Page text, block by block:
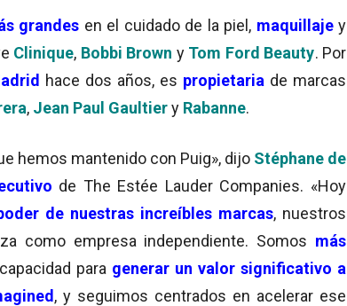
grandes en el cuidado de la piel, maquillajey
Clinique, Bobbi Brown y Tom Ford Beauty. Por
hace dos años, es propietaria de marcas
, Jean Paul Gaultiery Rabanne.
hemos mantenido con Puig», dijo Stéphane de
de The Estée Lauder Companies. «Hoy
de nuestras increíbles marcas, nuestros
como empresa independiente. Somos más
para generar un valor significativo a
, y seguimos centrados en acelerar ese